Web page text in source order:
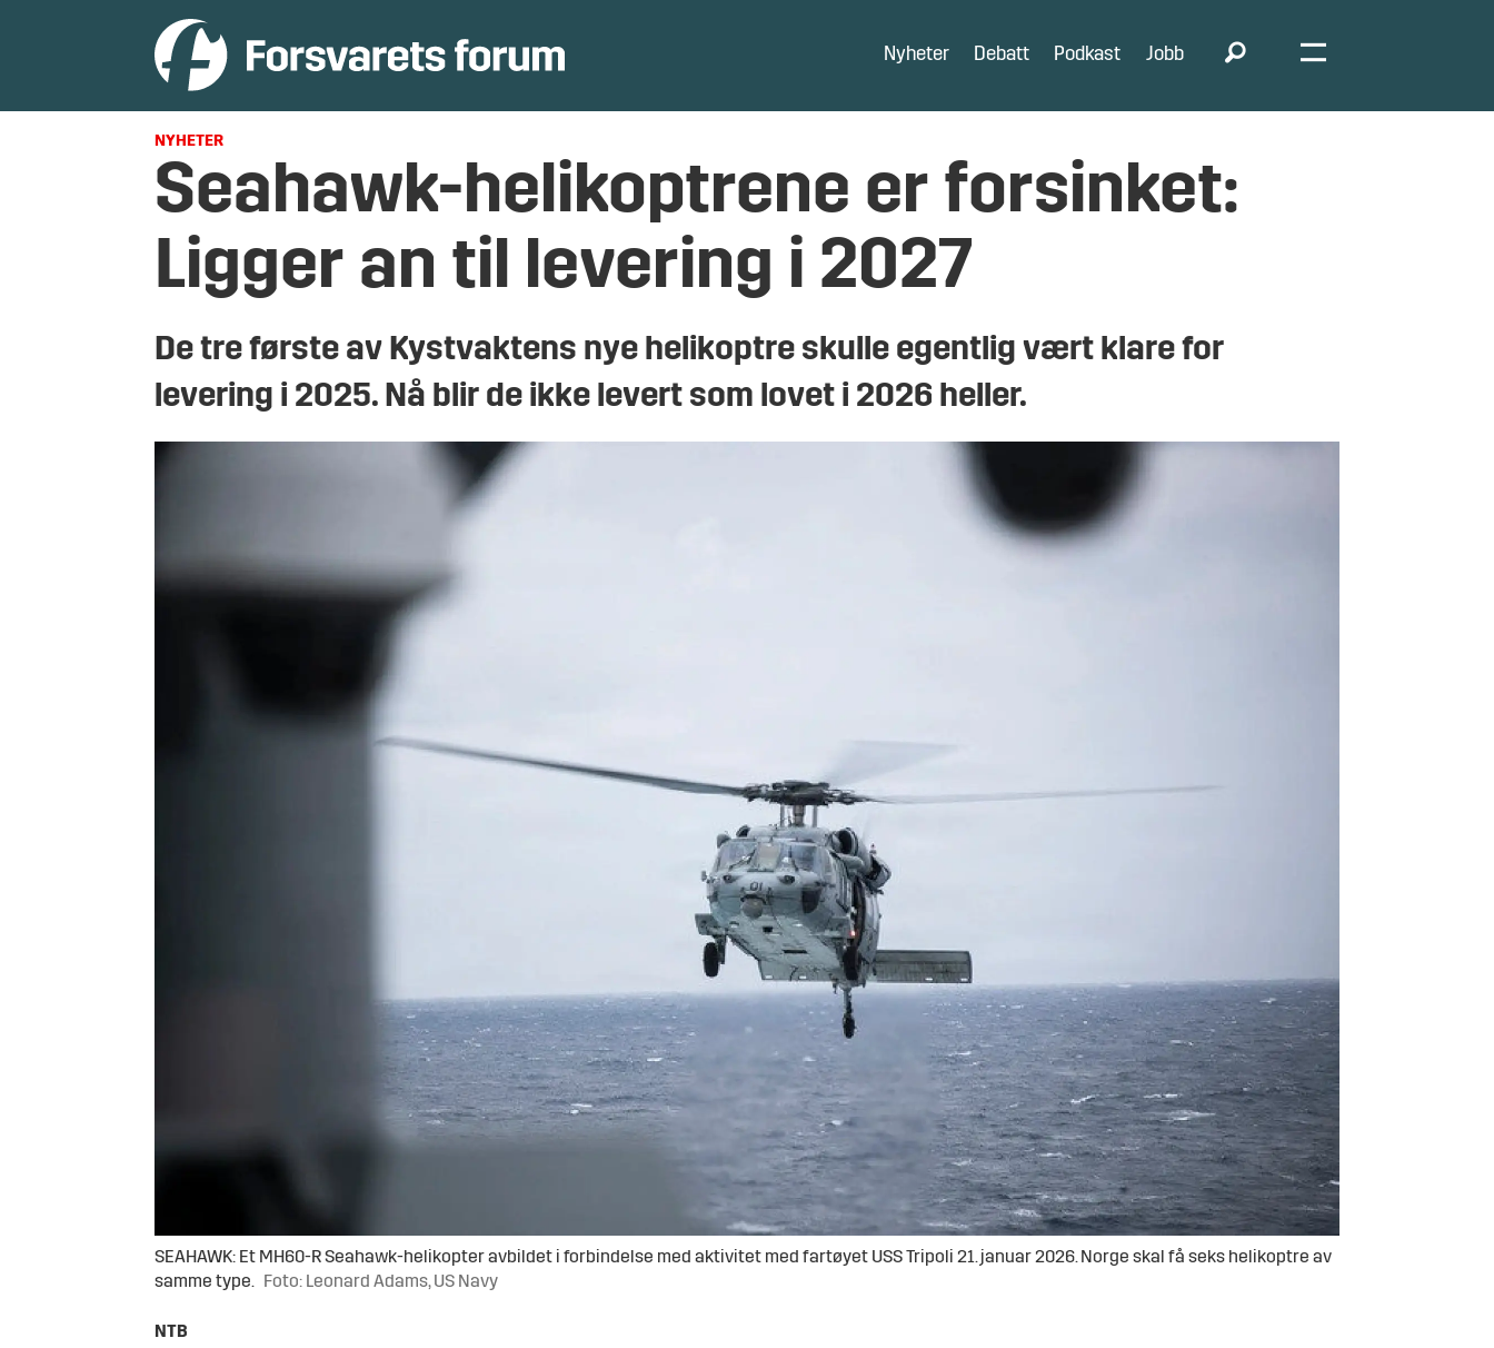
Nyheter Debatt Podkast Jobb
NYHETER
Seahawk-helikoptrene er forsinket:
Ligger an til levering i 2027
De tre første av Kystvaktens nye helikoptre skulle egentlig vært klare for
levering i 2025. Nå blir de ikke levert som lovet i 2026 heller.
SEAHAWK: Et MH60-R Seahawk-helikopter avbildet i forbindelse med aktivitet med fartøyet USS Tripoli 21. januar 2026. Norge skal få seks helikoptre av
samme type.
Foto: Leonard Adams, US Navy
NTB